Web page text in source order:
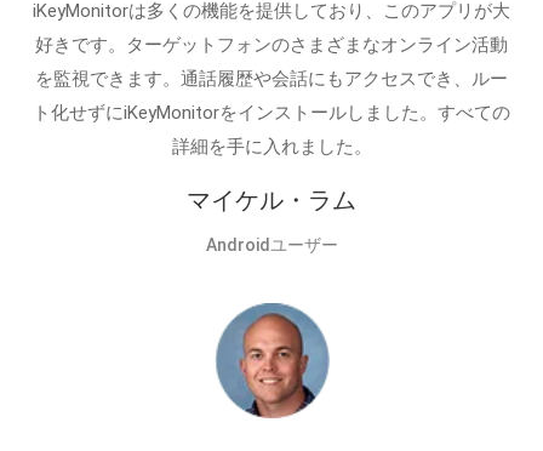
iKeyMonitorは多くの機能を提供しており、このアプリが大
好きです。ターゲットフォンのさまざまなオンライン活動
を監視できます。通話履歴や会話にもアクセスでき、ルー
ト化せずにiKeyMonitorをインストールしました。すべての
詳細を手に入れました。
マイケル・ラム
Androidユーザー